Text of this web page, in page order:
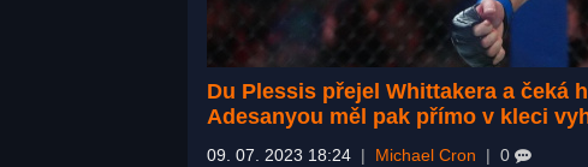
Du Plessis přejel Whittakera a čeká
Adesanyou měl pak přímo v kleci
09. 07. 2023 18:24 Michael Cron 0